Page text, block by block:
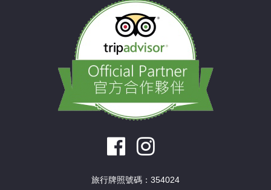
旅行牌照號碼：354024